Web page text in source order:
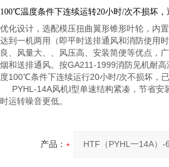
100℃温度条件下连续运转20小时/次不损坏，
优化设计，选配模压扭曲翼形锥形叶轮，内
达到一机两用（即平时送排通风和消防使用
良、风量大、、风压高、安装简便等优点，
烟和送排通风。按GA211-1999消防见机耐
度100℃条件下连续运行20小时/次不损坏，
PYHL-14A风机Ⅰ型单速结构紧凑，节省安
时运转噪音更低。
产品：